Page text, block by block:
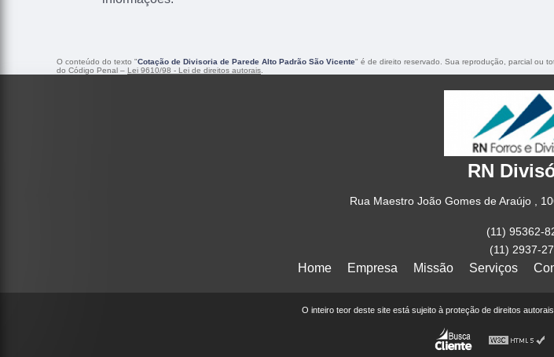
O conteúdo do texto "Cotação de Divisoria de Parede Alto Padrão São Vicente" é de direito reservado. Sua reprodução, parcial ou
do Código Penal – Lei 9610/98 - Lei de direitos autorais.
RN
Rua Maestro João Gomes de Araújo ,
(11) 95362-
(11) 2937-
Home Empresa Missão Serviços
O inteiro teor deste site está sujeito à proteção de direitos